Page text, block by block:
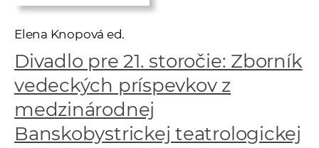
Elena Knopová ed.
Divadlo pre 21. storočie: Zborník
vedeckých príspevkov z
medzinárodnej
Banskobystrickej teatrologickej